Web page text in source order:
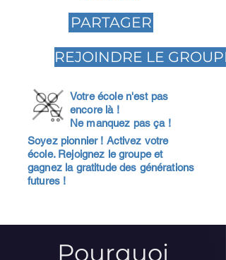
PARTAGER
REJOINDRE LE GROUPE
Votre école n'est pas
encore là !
Ne manquez pas ça !
Soyez pionnier ! Activez votre
école. Rejoignez le groupe et
gagnez la gratitude des générations
futures !
Pourquoi